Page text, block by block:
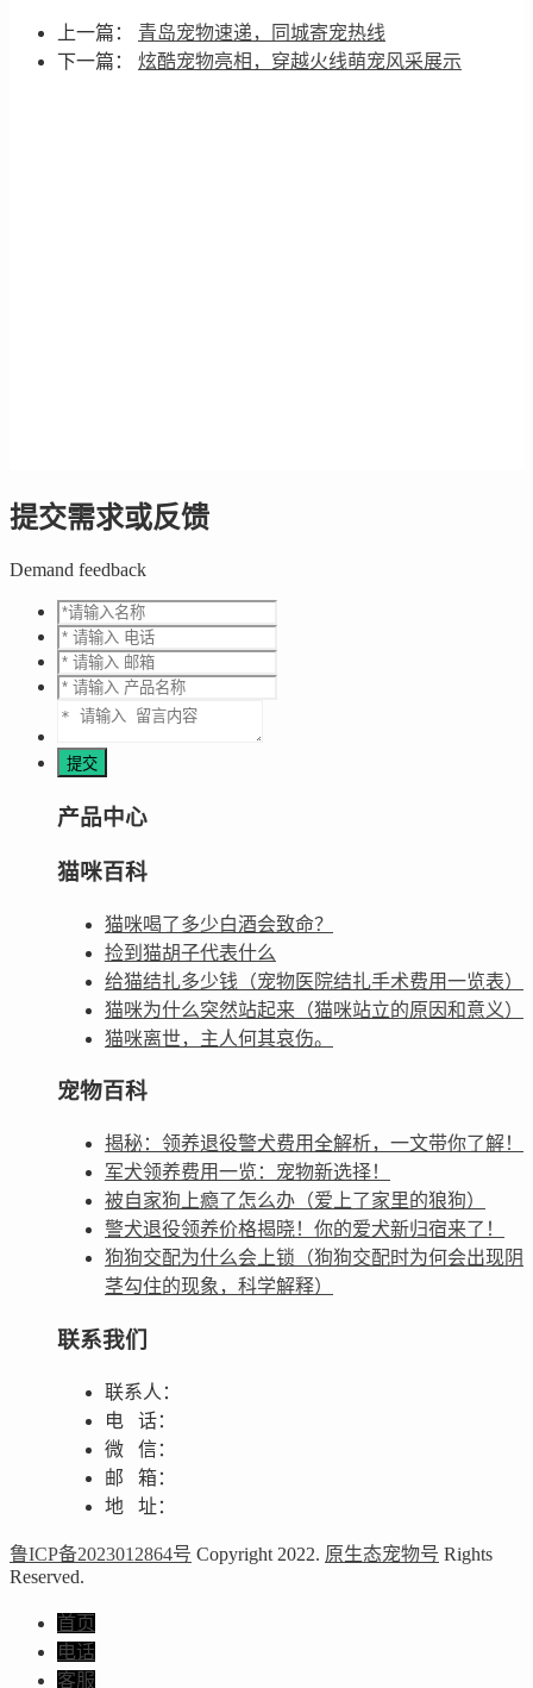
上一篇： 青岛宠物速递，同城寄宠热线
下一篇： 炫酷宠物亮相，穿越火线萌宠风采展示
提交需求或反馈
Demand feedback
产品中心
猫咪百科
猫咪喝了多少白酒会致命？
捡到猫胡子代表什么
给猫结扎多少钱（宠物医院结扎手术费用一览表）
猫咪为什么突然站起来（猫咪站立的原因和意义）
猫咪离世，主人何其哀伤。
宠物百科
揭秘：领养退役警犬费用全解析，一文带你了解！
军犬领养费用一览：宠物新选择！
被自家狗上瘾了怎么办（爱上了家里的狼狗）
警犬退役领养价格揭晓！你的爱犬新归宿来了！
狗狗交配为什么会上锁（狗狗交配时为何会出现阴
茎勾住的现象，科学解释）
联系我们
联系人：
电 话：
微 信：
邮 箱：
地 址：
鲁ICP备2023012864号 Copyright 2022. 原生态宠物号 Rights
Reserved.
首页
电话
客服